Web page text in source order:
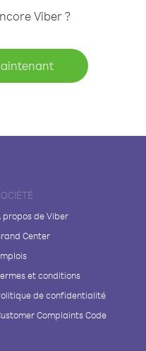
Viber ?
propos de Viber
Center
et conditions
de confidentialité
Complaints Code